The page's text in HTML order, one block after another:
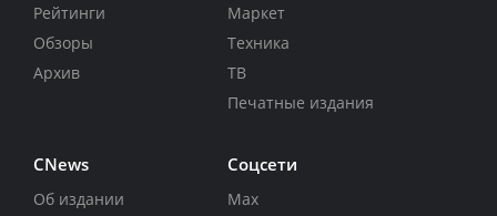
Рейтинги
Обзоры
Архив
Маркет
Техника
ТВ
Печатные издания
CNews
Об издании
Соцсети
Max